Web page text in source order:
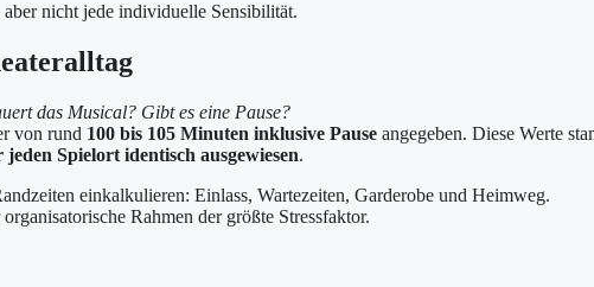
nicht jede individuelle Sensibilität.
das Musical? Gibt es eine Pause?
von rund 100 bis 105 Minuten inklusive Pause angegeben. Diese Werte
Spielort identisch ausgewiesen.
einkalkulieren: Einlass, Wartezeiten, Garderobe und Heimweg.
Rahmen der größte Stressfaktor.